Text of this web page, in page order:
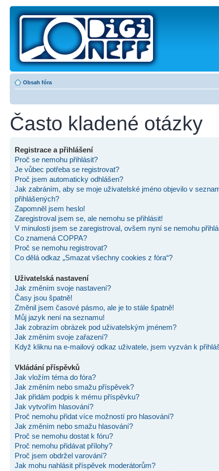
Obsah fóra
Často kladené otázky
Registrace a přihlášení
Proč se nemohu přihlásit?
Je vůbec potřeba se registrovat?
Proč jsem automaticky odhlášen?
Jak zabráním, aby se moje uživatelské jméno objevilo v
přihlášených?
Zapomněl jsem heslo!
Zaregistroval jsem se, ale nemohu se přihlásit!
V minulosti jsem se zaregistroval, ovšem nyní se nemohu
Co znamená COPPA?
Proč se nemohu registrovat?
Co dělá odkaz „Smazat všechny cookies z fóra“?
Uživatelská nastavení
Jak změním svoje nastavení?
Časy jsou špatně!
Změnil jsem časové pásmo, ale je to stále špatně!
Můj jazyk není na seznamu!
Jak zobrazím obrázek pod uživatelským jménem?
Jak změním svoje zařazení?
Když kliknu na e-mailový odkaz uživatele, jsem vyzván k
Vkládání příspěvků
Jak vložím téma do fóra?
Jak změním nebo smažu příspěvek?
Jak přidám podpis k mému příspěvku?
Jak vytvořím hlasování?
Proč nemohu přidat více možností pro hlasování?
Jak změním nebo smažu hlasování?
Proč se nemohu dostat k fóru?
Proč nemohu přidávat přílohy?
Proč jsem obdržel varování?
Jak mohu nahlásit příspěvek moderátorům?